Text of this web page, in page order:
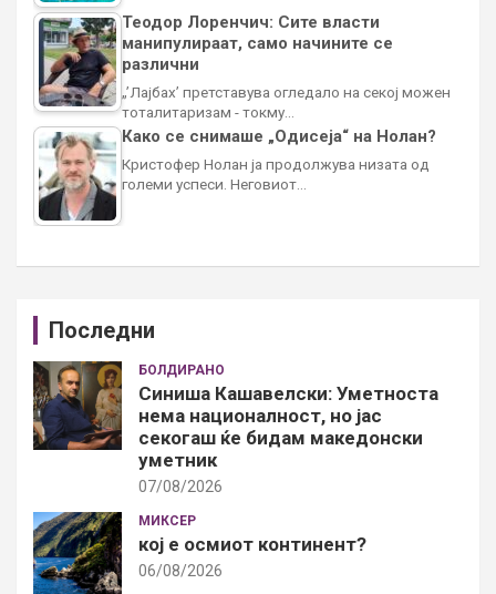
Теодор Лоренчич: Сите власти
манипулираат, само начините се
различни
„’Лајбах’ претставува огледало на секој можен
тоталитаризам - токму…
Како се снимаше „Одисеја“ на Нолан?
Кристофер Нолан ја продолжува низата од
големи успеси. Неговиот…
Последни
БОЛДИРАНО
Синиша Кашавелски: Уметноста
нема националност, но јас
секогаш ќе бидам македонски
уметник
07/08/2026
МИКСЕР
кој е осмиот континент?
06/08/2026